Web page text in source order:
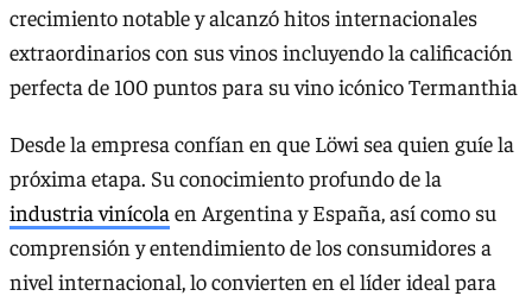
crecimiento notable y alcanzó hitos internacionales
extraordinarios con sus vinos incluyendo la calificación
perfecta de 100 puntos para su vino icónico Termanthia
Desde la empresa confían en que Löwi sea quien guíe la
próxima etapa. Su conocimiento profundo de la
industria vinícola en Argentina y España, así como su
comprensión y entendimiento de los consumidores a
nivel internacional, lo convierten en el líder ideal para